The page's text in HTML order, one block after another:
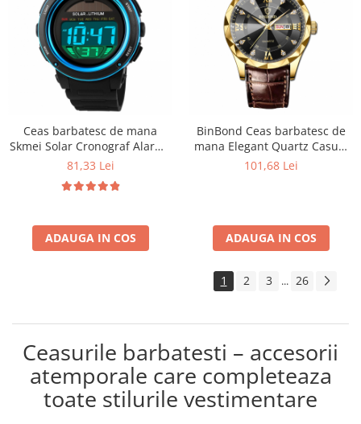
Ceas barbatesc de mana
Skmei Solar Cronograf Alarma
5 ATM Digital Casual Sport
81,33 Lei
ADAUGA IN COS
BinBond Ceas barbatesc de
mana Elegant Quartz Casual
Fashion Business 3 ATM Piele
101,68 Lei
ADAUGA IN COS
1 2 3 ... 26
Ceasurile barbatesti – accesorii
atemporale care completeaza
toate stilurile vestimentare